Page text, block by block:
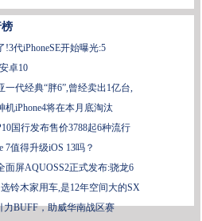
榜
!3代iPhoneSE开始曝光:5
卓10
一代经典“胖6”,曾经卖出1亿台,
机iPhone4将在本月底淘汰
国行发布售价3788起6种流行
7值得升级iOS 13吗？
面屏AQUOSS2正式发布:骁龙6
铃木家用车,是12年空间大的SX
力BUFF，助威华南战区赛